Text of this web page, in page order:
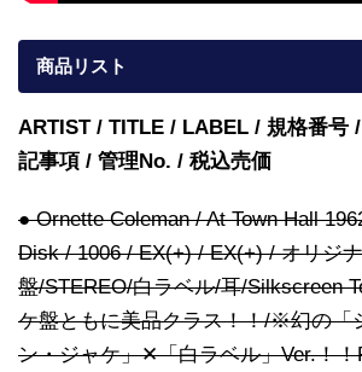
商品リスト
ARTIST / TITLE / LABEL / 規格番号
記事項 / 管理No. / 税込売価
● Ornette Coleman / At Town Hall
Disk / 1006 / EX(+) / EX(+) / オリジ
盤/STEREO/白ラベル/耳/Silkscreen
ケ盤ともに美品クラス！！/※幻の「
ン・ジャケ」✕「白ラベル」Ver.！